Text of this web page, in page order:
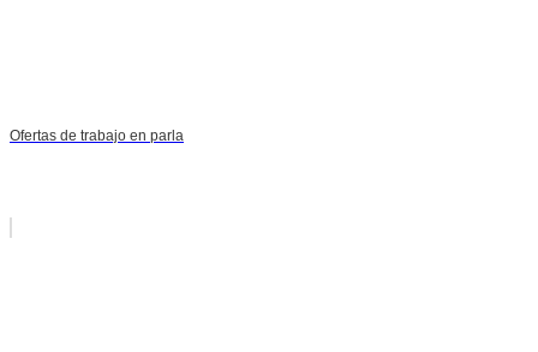
Ofertas de trabajo en parla